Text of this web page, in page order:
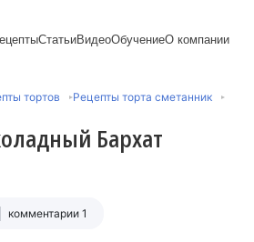
Рецепты блинов
Сезонная выпечка
Пасхальная выпечка
Пряники
Статьи
Лайфхаки
Выпечка и тесто
выпечка
закуски
ВидеоОбучениеО компании
тортов Рецепты торта сметанник
Бархат
комментарии 1